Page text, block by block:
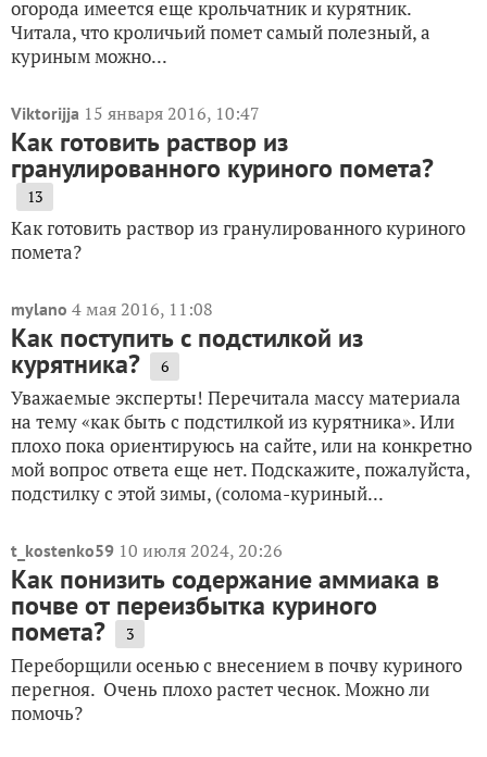
огорода имеется еще крольчатник и курятник.
Читала, что кроличьий помет самый полезный, а
куриным можно...
Viktorijja 15 января 2016, 10:47
Как готовить раствор из
гранулированного куриного помета?
13
Как готовить раствор из гранулированного куриного
помета?
mylano 4 мая 2016, 11:08
Как поступить с подстилкой из
курятника? 6
Уважаемые эксперты! Перечитала массу материала
на тему «как быть с подстилкой из курятника». Или
плохо пока ориентируюсь на сайте, или на конкретно
мой вопрос ответа еще нет. Подскажите, пожалуйста,
подстилку с этой зимы, (солома-куриный...
t_kostenko59 10 июля 2024, 20:26
Как понизить содержание аммиака в
почве от переизбытка куриного
помета? 3
Переборщили осенью с внесением в почву куриного
перегноя. Очень плохо растет чеснок. Можно ли
помочь?